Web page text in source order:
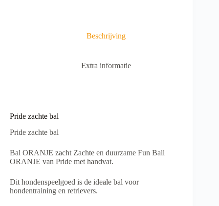
Beschrijving
Extra informatie
Pride zachte bal
Pride zachte bal
Bal ORANJE zacht Zachte en duurzame Fun Ball
ORANJE van Pride met handvat.
Dit hondenspeelgoed is de ideale bal voor
hondentraining en retrievers.